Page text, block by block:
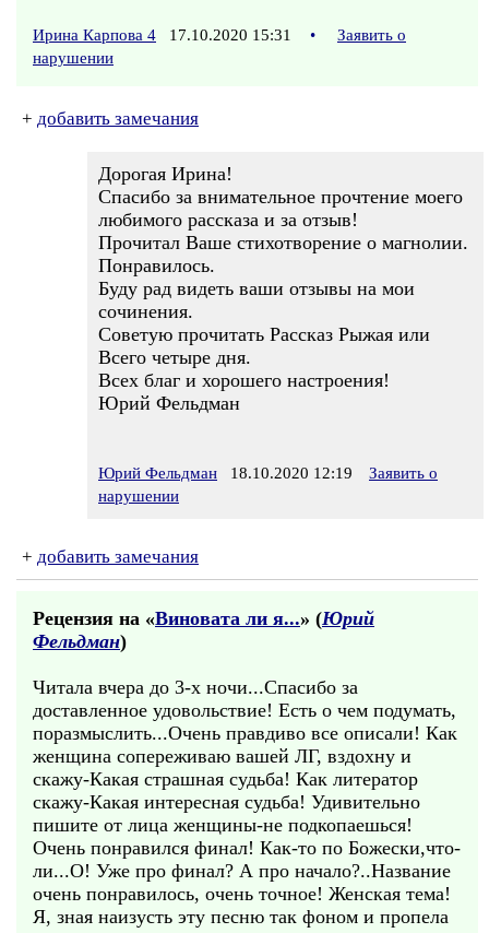
Ирина Карпова 4 17.10.2020 15:31 •
Заявить о
нарушении
+ добавить замечания
Дорогая Ирина!
Спасибо за внимательное прочтение моего
любимого рассказа и за отзыв!
Прочитал Ваше стихотворение о магнолии.
Понравилось.
Буду рад видеть ваши отзывы на мои
сочинения.
Советую прочитать Рассказ Рыжая или
Всего четыре дня.
Всех благ и хорошего настроения!
Юрий Фельдман
Юрий Фельдман 18.10.2020 12:19
Заявить о
нарушении
+ добавить замечания
Рецензия на «Виновата ли я...» (Юрий
Фельдман)
Читала вчера до 3-х ночи...Спасибо за
доставленное удовольствие! Есть о чем подумать,
поразмыслить...Очень правдиво все описали! Как
женщина сопереживаю вашей ЛГ, вздохну и
скажу-Какая страшная судьба! Как литератор
скажу-Какая интересная судьба! Удивительно
пишите от лица женщины-не подкопаешься!
Очень понравился финал! Как-то по Божески,что-
ли...О! Уже про финал? А про начало?..Название
очень понравилось, очень точное! Женская тема!
Я, зная наизусть эту песню так фоном и пропела